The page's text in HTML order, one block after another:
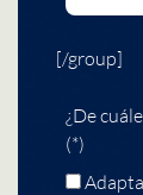
[/group]
¿De
(*)